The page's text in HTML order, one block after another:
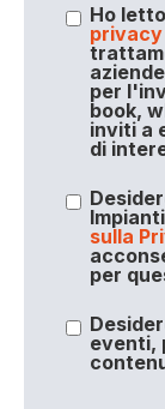
Ho
privacy
per
book,
inviti a
di
sulla
per
eventi,